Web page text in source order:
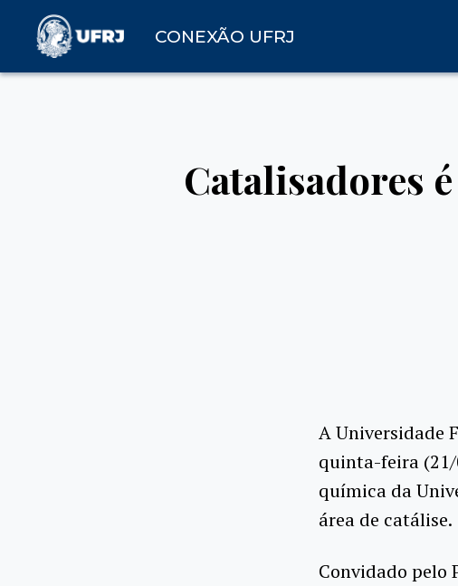
CONEXÃO UFRJ
Catalisadores
A Universidade
quinta-feira (21/
química da
área de catálise.
Convidado pelo